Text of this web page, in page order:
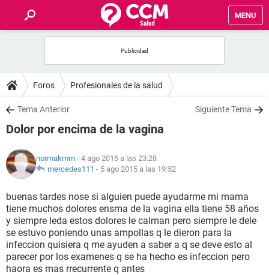
MENU
FOROS
SALUD
FAMILIA
NUTRICIÓN
BIENESTAR
SEXUALIDAD
GLOSARIO
Foros Profesionales de la salud
Tema Anterior Siguiente Tema
Dolor por encima de la vagina
normakmm - 4 ago 2015 a las 23:28
mercedes111 - 5 ago 2015 a las 19:52
buenas tardes nose si alguien puede ayudarme mi mama
tiene muchos dolores ensma de la vagina ella tiene 58 años
y siempre leda estos dolores le calman pero siempre le dele
se estuvo poniendo unas ampollas q le dieron para la
infeccion quisiera q me ayuden a saber a q se deve esto al
parecer por los examenes q se ha hecho es infeccion pero
haora es mas rrecurrente q antes